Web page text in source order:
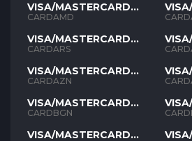
VISA/MASTERCARD
AMD
CARDAMD
VISA/MASTERCARD
ARS
CARDARS
VISA/MASTERCARD
AZN
CARDAZN
VISA/MASTERCARD
BGN
CARDBGN
VISA/MASTERCARD
AMD
ARS
AZN
BGN